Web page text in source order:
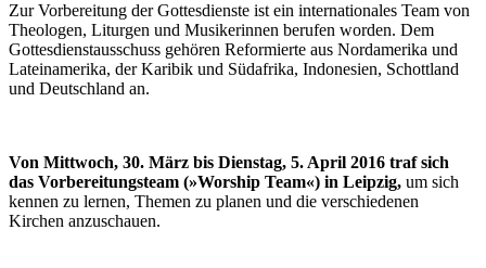
Zur Vorbereitung der Gottesdienste ist ein internationales Team von
Theologen, Liturgen und Musikerinnen berufen worden. Dem
Gottesdienstausschuss gehören Reformierte aus Nordamerika und
Lateinamerika, der Karibik und Südafrika, Indonesien, Schottland
und Deutschland an.
Von Mittwoch, 30. März bis Dienstag, 5. April 2016 traf sich
das Vorbereitungsteam (»Worship Team«) in Leipzig, um sich
kennen zu lernen, Themen zu planen und die verschiedenen
Kirchen anzuschauen.